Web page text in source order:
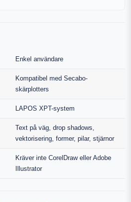
Enkel användare
Kompatibel med Secabo-
skärplotters
LAPOS XPT-system
Text på väg, drop shadows,
vektorisering, former, pilar, stjärnor
Kräver inte CorelDraw eller Adobe
Illustrator